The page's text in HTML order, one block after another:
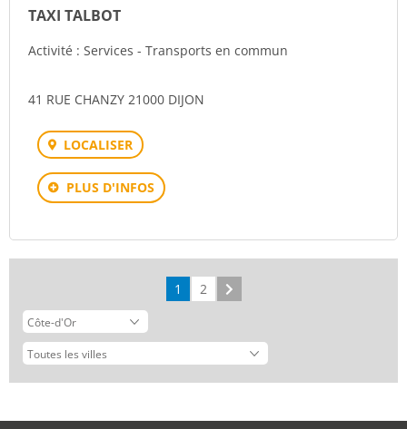
TAXI TALBOT
Activité : Services - Transports en commun
41 RUE CHANZY 21000 DIJON
LOCALISER
PLUS D'INFOS
1 2